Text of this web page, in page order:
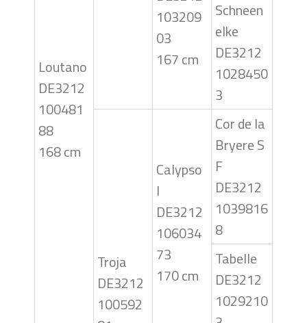
Loutano
DE3212
100481
88
168 cm
103209
03
167 cm
Schneen
elke
DE3212
1028450
3
Troja
DE3212
100592
Calypso
I
DE3212
106034
73
170 cm
Cor de la
Bryere S
F
DE3212
1039816
8
Tabelle
DE3212
1029210